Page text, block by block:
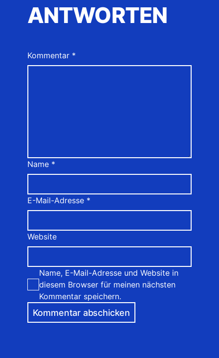
ANTWORTEN
Kommentar *
Name *
E-Mail-Adresse *
Website
Name, E-Mail-Adresse und Website in
diesem Browser für meinen nächsten
Kommentar speichern.